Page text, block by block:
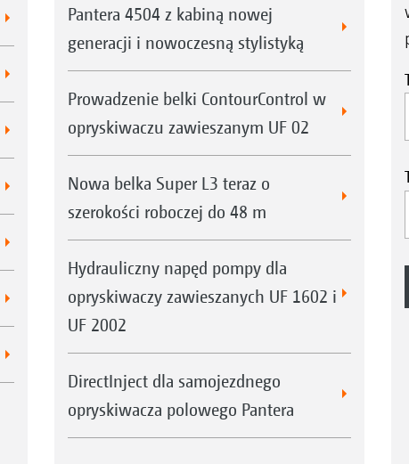
Pantera 4504 z kabiną nowej
generacji i nowoczesną stylistyką
Prowadzenie belki ContourControl w
opryskiwaczu zawieszanym UF 02
Nowa belka Super L3 teraz o
szerokości roboczej do 48 m
Hydrauliczny napęd pompy dla
opryskiwaczy zawieszanych UF 1602 i
UF 2002
DirectInject dla samojezdnego
opryskiwacza polowego Pantera